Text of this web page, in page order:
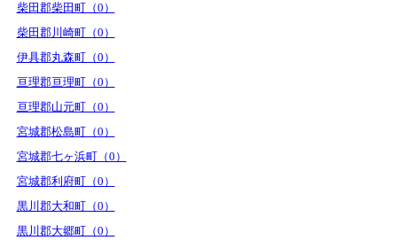
柴田郡柴田町（0）
柴田郡川崎町（0）
伊具郡丸森町（0）
亘理郡亘理町（0）
亘理郡山元町（0）
宮城郡松島町（0）
宮城郡七ヶ浜町（0）
宮城郡利府町（0）
黒川郡大和町（0）
黒川郡大郷町（0）